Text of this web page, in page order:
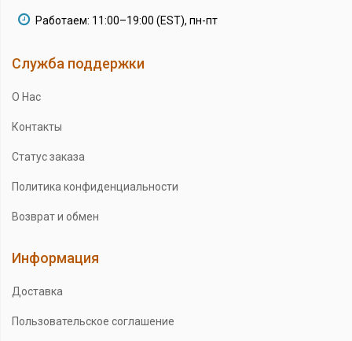
Работаем: 11:00–19:00 (EST), пн-пт
Служба поддержки
О Нас
Контакты
Статус заказа
Политика конфиденциальности
Возврат и обмен
Информация
Доставка
Пользовательское соглашение